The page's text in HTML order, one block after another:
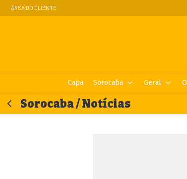
ÁREA DO CLIENTE
Capa Sorocaba Geral
Sorocaba / Notícias